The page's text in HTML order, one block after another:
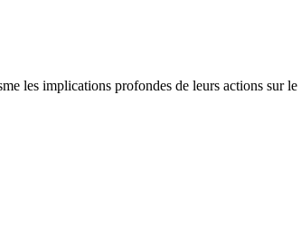
les implications profondes de leurs actions sur